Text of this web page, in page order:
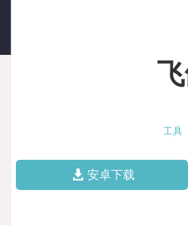
工具
安卓下载